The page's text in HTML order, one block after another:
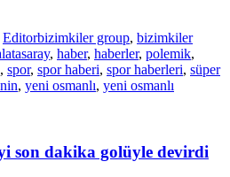
Editorbizimkiler group, bizimkiler
, haber, haberler, polemik,
, spor, spor haberi, spor haberleri, süper
, yeni osmanlı, yeni osmanlı
son dakika golüyle devirdi